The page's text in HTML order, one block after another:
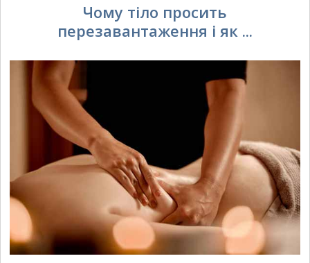
Чому тіло просить
перезавантаження і як ...